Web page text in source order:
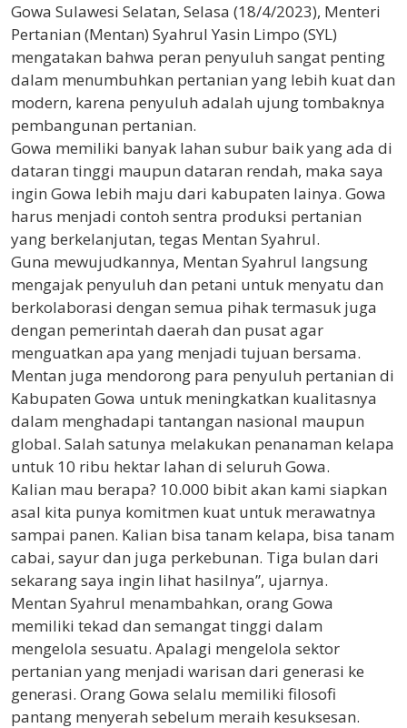
Gowa Sulawesi Selatan, Selasa (18/4/2023), Menteri
Pertanian (Mentan) Syahrul Yasin Limpo (SYL)
mengatakan bahwa peran penyuluh sangat penting
dalam menumbuhkan pertanian yang lebih kuat dan
modern, karena penyuluh adalah ujung tombaknya
pembangunan pertanian.
Gowa memiliki banyak lahan subur baik yang ada di
dataran tinggi maupun dataran rendah, maka saya
ingin Gowa lebih maju dari kabupaten lainya. Gowa
harus menjadi contoh sentra produksi pertanian
yang berkelanjutan, tegas Mentan Syahrul.
Guna mewujudkannya, Mentan Syahrul langsung
mengajak penyuluh dan petani untuk menyatu dan
berkolaborasi dengan semua pihak termasuk juga
dengan pemerintah daerah dan pusat agar
menguatkan apa yang menjadi tujuan bersama.
Mentan juga mendorong para penyuluh pertanian di
Kabupaten Gowa untuk meningkatkan kualitasnya
dalam menghadapi tantangan nasional maupun
global. Salah satunya melakukan penanaman kelapa
untuk 10 ribu hektar lahan di seluruh Gowa.
Kalian mau berapa? 10.000 bibit akan kami siapkan
asal kita punya komitmen kuat untuk merawatnya
sampai panen. Kalian bisa tanam kelapa, bisa tanam
cabai, sayur dan juga perkebunan. Tiga bulan dari
sekarang saya ingin lihat hasilnya”, ujarnya.
Mentan Syahrul menambahkan, orang Gowa
memiliki tekad dan semangat tinggi dalam
mengelola sesuatu. Apalagi mengelola sektor
pertanian yang menjadi warisan dari generasi ke
generasi. Orang Gowa selalu memiliki filosofi
pantang menyerah sebelum meraih kesuksesan.